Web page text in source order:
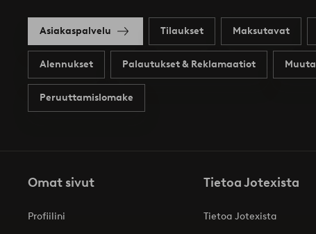
Asiakaspalvelu Tilaukset Maksutavat
Alennukset Palautukset & Reklamaatiot Muuta
Peruuttamislomake
Omat sivut
Profiilini
Tietoa Jotexista
Tietoa Jotexista